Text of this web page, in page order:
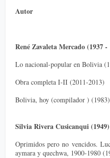
Autor
René Zavaleta Mercado (1937 -
Lo nacional-popular en Bolivia
Obra completa I-II (2011-2013)
Bolivia, hoy (compilador ) (1983)
Silvia Rivera Cusicanqui (1949)
Oprimidos pero no vencidos.
aymara y quechwa, 1900-1980